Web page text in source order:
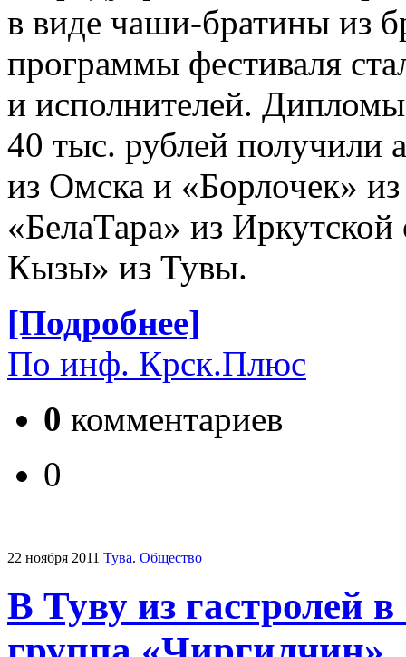
в виде чаши-братины из
программы фестиваля
и исполнителей.
40 тыс. рублей получили
из Омска и «Борлочек»
«БелаТара» из
Кызы» из Тувы.
[Подробнее]
По инф. Крск.Плюс
0 комментариев
0
22 ноября 2011 Тува. Общество
В Туву из гастролей